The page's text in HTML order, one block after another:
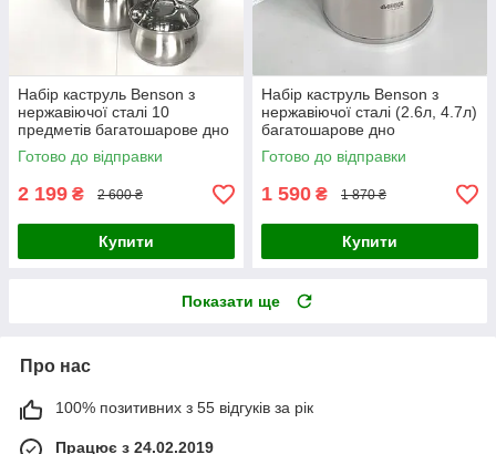
Набір каструль Benson з
нержавіючої сталі 10
предметів багатошарове дно
Готово до відправки
2 199 ₴ 2 600 ₴
Купити
Набір каструль Benson з
нержавіючої сталі (2.6л, 4.7л)
багатошарове дно
Готово до відправки
1 590 ₴ 1 870 ₴
Купити
Показати ще
Про нас
100% позитивних з 55 відгуків за рік
Працює з 24.02.2019